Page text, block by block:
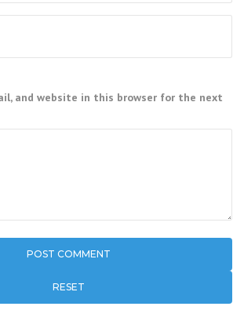
and website in this browser for the next
RESET